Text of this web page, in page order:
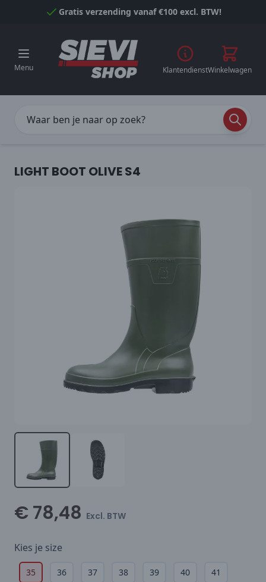
Naar inhoud gaanGratis verzending vanaf €100 excl. BTW!
Menu KlantendienstWinkelwagen
LIGHT BOOT OLIVE S4
€ 78,48 Excl. BTW
Kies je size
35 36 37 38 39 40 41